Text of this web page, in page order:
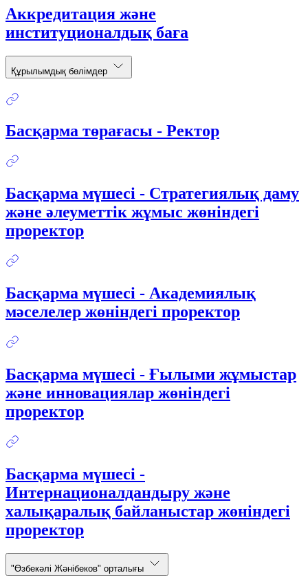
Аккредитация және
институционалдық баға
Құрылымдық бөлімдер
Басқарма төрағасы - Ректор
Басқарма мүшесі - Стратегиялық даму
және әлеуметтік жұмыс жөніндегі
проректор
Басқарма мүшесі - Академиялық
мәселелер жөніндегі проректор
Басқарма мүшесі - Ғылыми жұмыстар
және инновациялар жөніндегі
проректор
Басқарма мүшесі -
Интернационалдандыру және
халықаралық байланыстар жөніндегі
проректор
"Өзбекәлі Жәнібеков" орталығы